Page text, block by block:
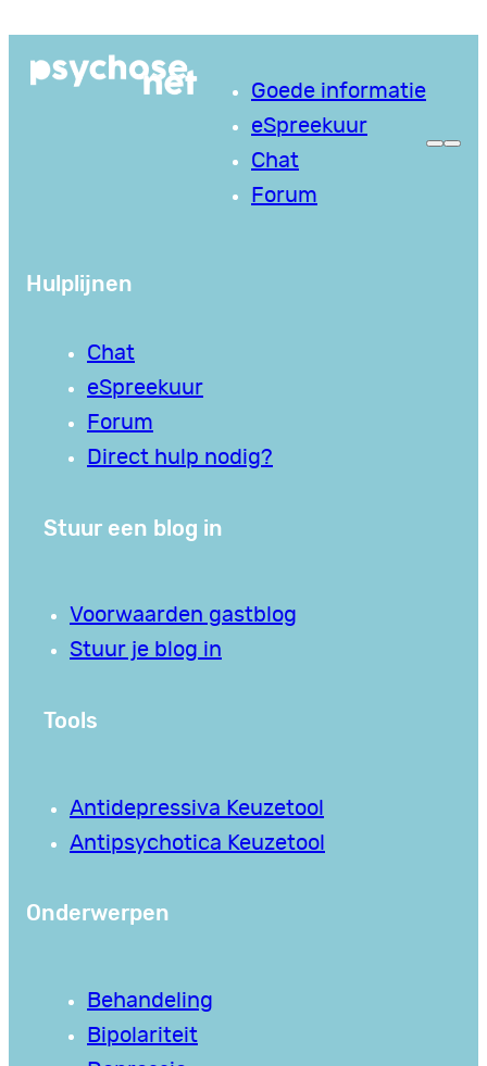
naar
Goede informatie
eSpreekuur
Chat
Forum
Hulplijnen
Chat
eSpreekuur
Forum
Direct hulp nodig?
Stuur een blog in
Voorwaarden gastblog
Stuur je blog in
Tools
Antidepressiva Keuzetool
Antipsychotica Keuzetool
Onderwerpen
Behandeling
Bipolariteit